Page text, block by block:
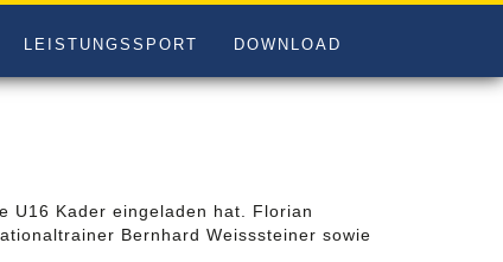
LEISTUNGSSPORT DOWNLOAD
U16 Kader eingeladen hat. Florian
Bernhard Weisssteiner sowie